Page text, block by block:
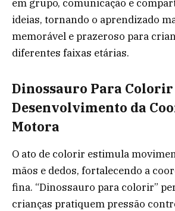
em grupo, comunicação e
ideias, tornando o aprendizado
memorável e prazeroso para
diferentes faixas etárias.
Dinossauro Para Colorir
Desenvolvimento da
Motora
O ato de colorir estimula
mãos e dedos, fortalecendo a
fina. “Dinossauro para colorir”
crianças pratiquem pressão